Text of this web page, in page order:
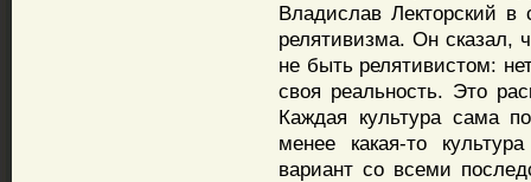
Владислав Лекторский
релятивизма. Он сказал,
не быть релятивистом:
своя реальность. Это
Каждая культура сама
менее какая-то
вариант со всеми